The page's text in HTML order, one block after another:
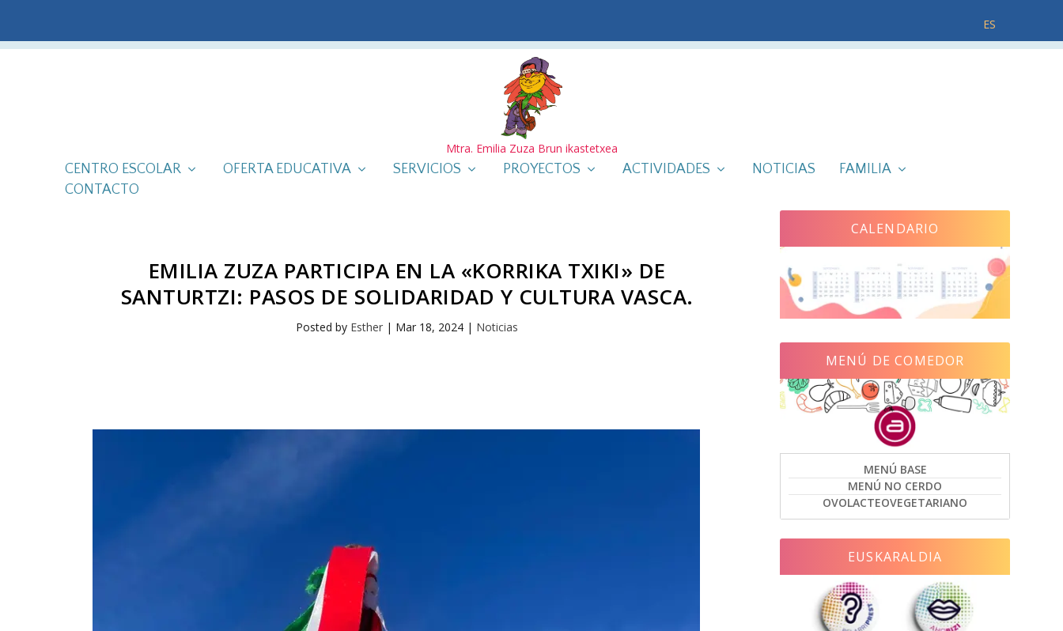
ES
Mtra. Emilia Zuza Brun ikastetxea
CENTRO ESCOLAR OFERTA EDUCATIVA SERVICIOS PROYECTOS ACTIVIDADES NOTICIAS
FAMILIA
CONTACTO
EMILIA ZUZA PARTICIPA EN LA «KORRIKA TXIKI» DE
SANTURTZI: PASOS DE SOLIDARIDAD Y CULTURA VASCA.
Posted by Esther | Mar 18, 2024 | Noticias
CALENDARIO
MENÚ DE COMEDOR
MENÚ BASE
MENÚ NO CERDO
OVOLACTEOVEGETARIANO
EUSKARALDIA